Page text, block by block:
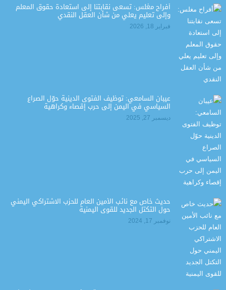
أفراح مغلس: تسعى نقابتنا إلى استعادة حقوق المعلم
وإلى تعليم يعلي من شأن العقل النقدي
فبراير 18, 2026
عيبان السامعي: توظيف الفتوى الدينية حوّل الصراع
السياسي في اليمن إلى حرب إقصاء وكراهية
ديسمبر 27, 2025
حديث خاص مع نائب الأمين العام للحزب الاشتراكي اليمني
حول التكتل الجديد للقوى اليمنية
نوفمبر 17, 2024